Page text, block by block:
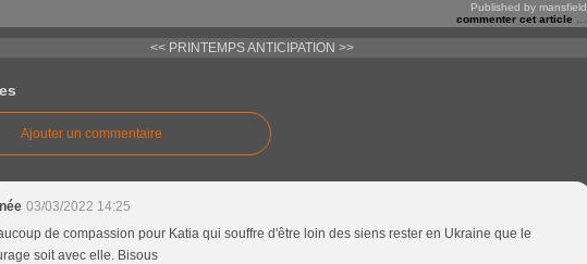
Published by mansfield
commenter cet article …
<< PRINTEMPSANTICIPATION >>
Ajouter un commentaire
03/03/2022 14:25
de compassion pour Katia qui souffre d'être loin des siens rester en Ukraine que le
soit avec elle. Bisous